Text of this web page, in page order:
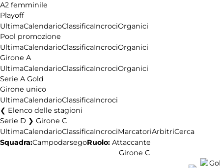
A2 femminile
Playoff
UltimaCalendarioClassificaIncrociOrganici
Pool promozione
UltimaCalendarioClassificaIncrociOrganici
Girone A
UltimaCalendarioClassificaIncrociOrganici
Serie A Gold
Girone unico
UltimaCalendarioClassificaIncroci
Elenco delle stagioni
Serie D ❯ Girone C
UltimaCalendarioClassificaIncrociMarcatoriArbitriCerca
Squadra:CampodarsegoRuolo: Attaccante
Girone C